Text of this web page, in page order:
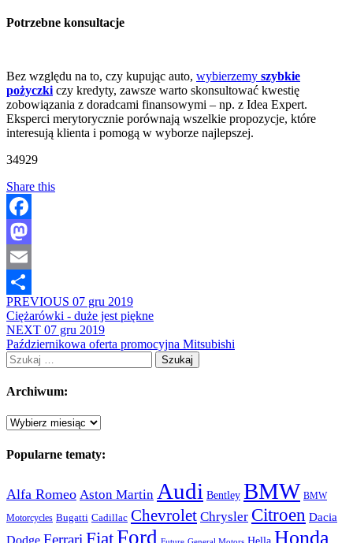
Potrzebne konsultacje
Bez względu na to, czy kupując auto, wybierzemy szybkie
pożyczki czy kredyty, zawsze warto skonsultować kwestię
zobowiązania z doradcami finansowymi – np. z Idea Expert.
Eksperci merytorycznie porównają wszelkie propozycje, które
interesują klienta i pomogą w wyborze najlepszej.
34929
Share this
Facebook
Mastodon
Email
Share
PREVIOUS 07 gru 2019
Ciężarówki - duże jest piękne
NEXT 07 gru 2019
Październikowa oferta promocyjna Mitsubishi
Szukaj:
Archiwum:
Archiwum:
Popularne tematy:
Alfa Romeo Aston Martin Audi Bentley BMW BMW
Motorcycles Bugatti Cadillac Chevrolet Chrysler Citroen Dacia
Ferrari FiatFord Honda